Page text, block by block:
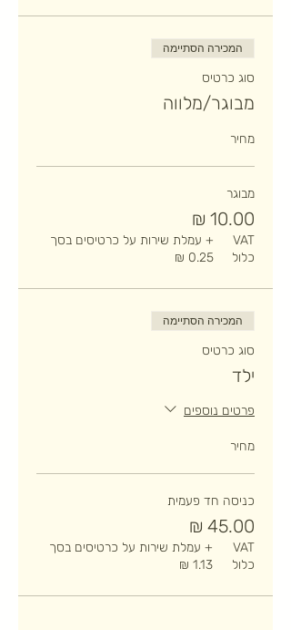
המכירה הסתיימה
סוג כרטיס
מבוגר/מלווה
מחיר
מבוגר
VAT
כלול
+ עמלת שירות על כרטיסים בסך
‏0.25 ‏₪
המכירה הסתיימה
סוג כרטיס
ילד
פרטים נוספים
מחיר
כניסה חד פעמית
VAT
כלול
+ עמלת שירות על כרטיסים בסך
‏1.13 ‏₪